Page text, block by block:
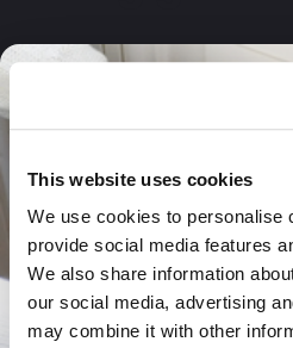
This website uses cookies
We use cookies to personalise
provide social media features
We also share information
our social media, advertising
may combine it with other